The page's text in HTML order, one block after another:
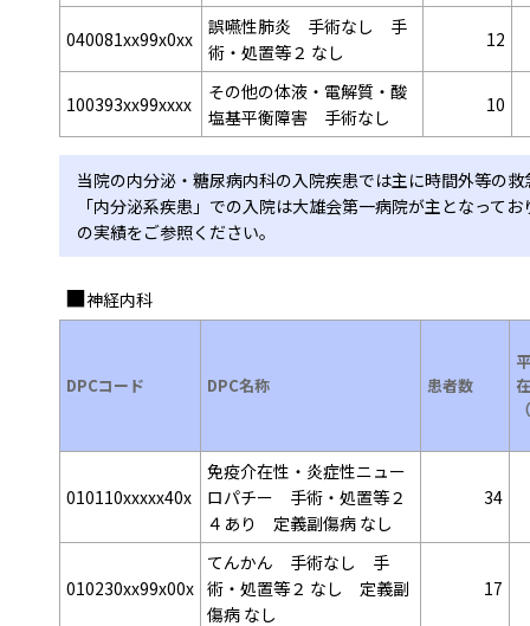
040081xx99x0xx
誤嚥性肺炎 手術なし 手
術・処置等２ なし
12
100393xx99xxxx
その他の体液・電解質・酸
塩基平衡障害 手術なし
10
当院の内分泌・糖尿病内科の入院疾患では主に時間外等の
「内分泌系疾患」での入院は大雄会第一病院が主となって
の実績をご参照ください。
神経内科
DPCコード DPC名称 患者数
010110xxxxx40x
免疫介在性・炎症性ニュー
ロパチー 手術・処置等２
４あり 定義副傷病 なし
34
010230xx99x00x
てんかん 手術なし 手
術・処置等２ なし 定義副
傷病 なし
17